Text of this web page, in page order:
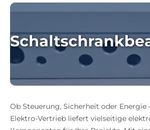
Ob Steuerung, Sicherheit oder Energie
Elektro-Vertrieb liefert vielseitige